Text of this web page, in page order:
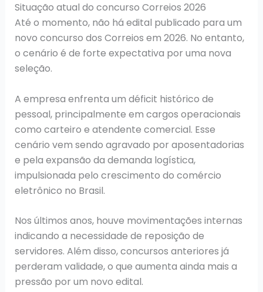
Situação atual do concurso Correios 2026
Até o momento, não há edital publicado para um
novo concurso dos Correios em 2026. No entanto,
o cenário é de forte expectativa por uma nova
seleção.
A empresa enfrenta um déficit histórico de
pessoal, principalmente em cargos operacionais
como carteiro e atendente comercial. Esse
cenário vem sendo agravado por aposentadorias
e pela expansão da demanda logística,
impulsionada pelo crescimento do comércio
eletrônico no Brasil.
Nos últimos anos, houve movimentações internas
indicando a necessidade de reposição de
servidores. Além disso, concursos anteriores já
perderam validade, o que aumenta ainda mais a
pressão por um novo edital.